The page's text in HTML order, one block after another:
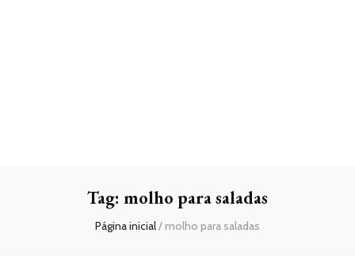
Tag: molho para saladas
Página inicial/ molho para saladas